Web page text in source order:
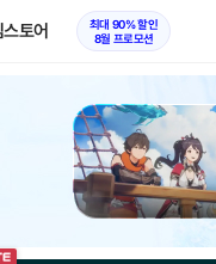
토어
최대 90% 할인
8월 프로모션